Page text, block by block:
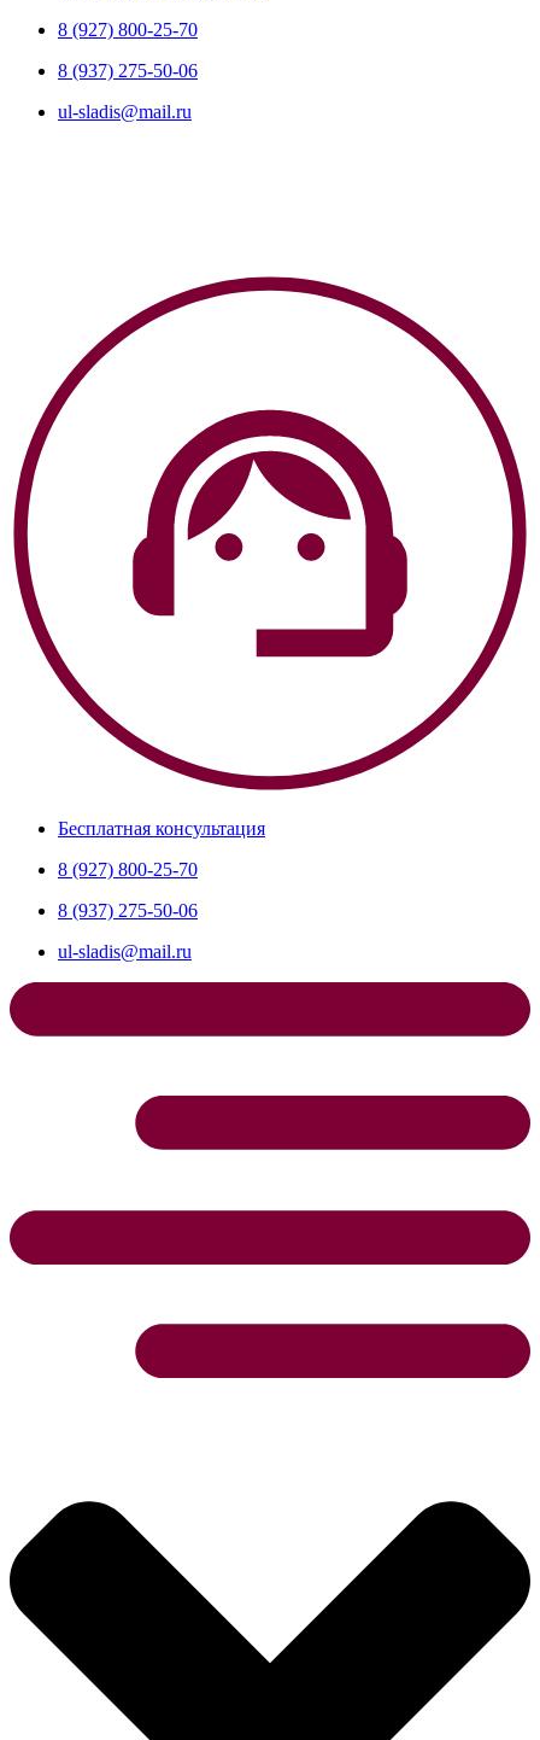
8 (927) 800-25-70
8 (937) 275-50-06
ul-sladis@mail.ru
Бесплатная консультация
8 (927) 800-25-70
8 (937) 275-50-06
ul-sladis@mail.ru